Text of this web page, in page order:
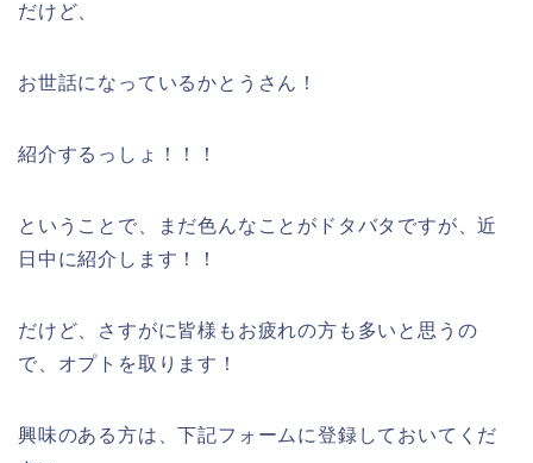
だけど、
お世話になっているかとうさん！
紹介するっしょ！！！
ということで、まだ色んなことがドタバタですが、近
日中に紹介します！！
だけど、さすがに皆様もお疲れの方も多いと思うの
で、オプトを取ります！
興味のある方は、下記フォームに登録しておいてくだ